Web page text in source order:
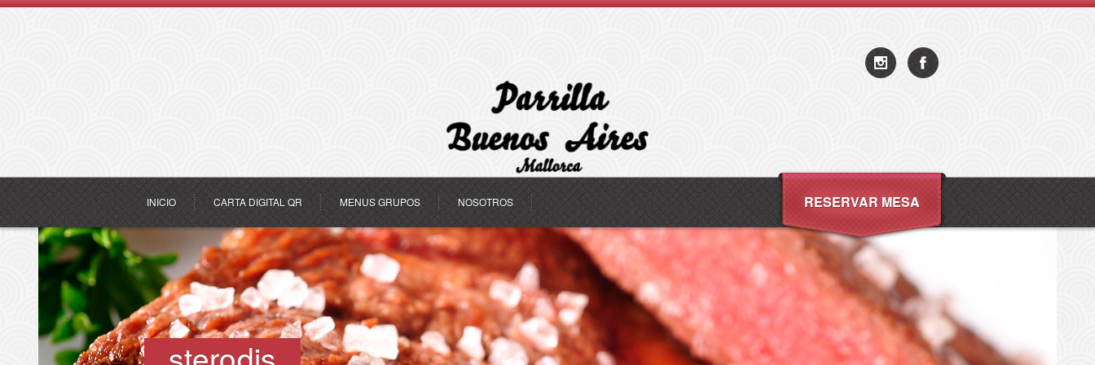
INICIO CARTA DIGITAL QR MENUS GRUPOS NOSOTROS RESERVAR MESA